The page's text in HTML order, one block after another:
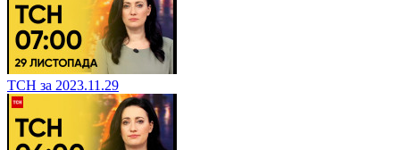
ТСН за 2023.11.29